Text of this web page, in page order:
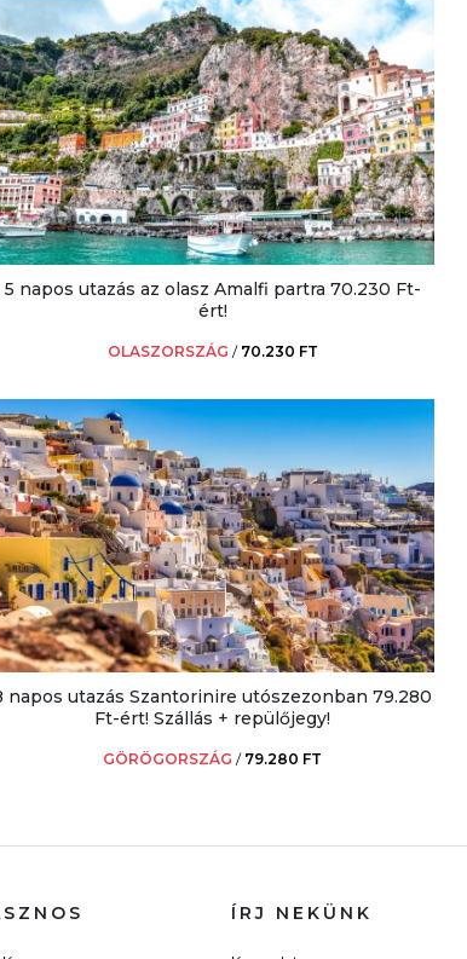
5 napos utazás az olasz Amalfi partra 70.230 Ft-
ért!
OLASZORSZÁG / 70.230 FT
napos utazás Szantorinire utószezonban 79.280
Ft-ért! Szállás + repülőjegy!
GÖRÖGORSZÁG / 79.280 FT
ÍRJ NEKÜNK